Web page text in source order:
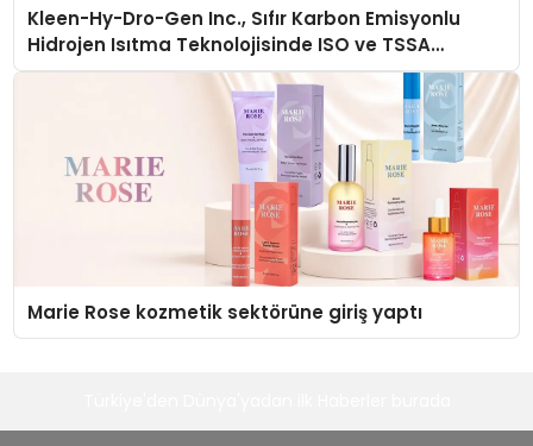
Kleen-Hy-Dro-Gen Inc., Sıfır Karbon Emisyonlu
Hidrojen Isıtma Teknolojisinde ISO ve TSSA
Düzenleyici Onaylarını Aldı
Marie Rose kozmetik sektörüne giriş yaptı